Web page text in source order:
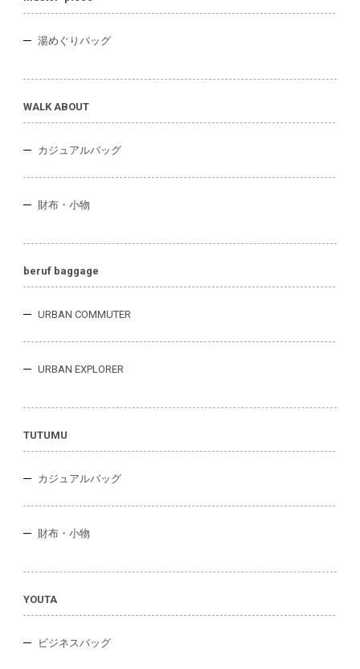
湯めぐりバッグ
WALK ABOUT
カジュアルバッグ
財布・小物
beruf baggage
URBAN COMMUTER
URBAN EXPLORER
TUTUMU
カジュアルバッグ
財布・小物
YOUTA
ビジネスバッグ